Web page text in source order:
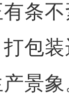
条
包
景